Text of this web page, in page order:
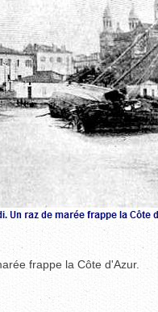
frappe la Côte d'Azur.